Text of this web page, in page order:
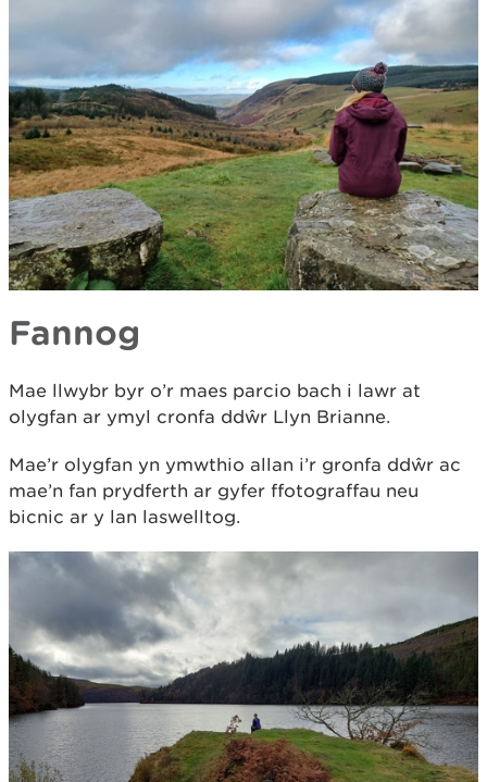
Fannog
Mae llwybr byr o’r maes parcio bach i lawr at
olygfan ar ymyl cronfa ddŵr Llyn Brianne.
Mae’r olygfan yn ymwthio allan i’r gronfa ddŵr ac
mae’n fan prydferth ar gyfer ffotograffau neu
bicnic ar y lan laswelltog.